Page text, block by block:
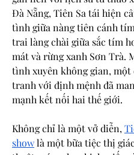
Đà Nẵng, Tiên Sa tái hiện
tình giữa nàng tiên cánh
trai làng chài giữa sắc tím
mát và rừng xanh Sơn Trà.
tình xuyên không gian, một
tranh với định mệnh đã
mạnh kết nối hai thế giới.
Không chỉ là một vở diễn,
show là một bữa tiệc thị